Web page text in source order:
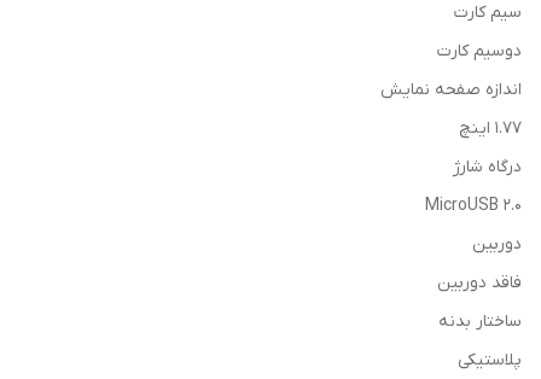
سیم کارت
دوسیم کارت
اندازه صفحه نمایش
1.77 اینچ
درگاه شارژ
MicroUSB 2.0
دوربین
فاقد دوربین
ساختار بدنه
پلاستیکی